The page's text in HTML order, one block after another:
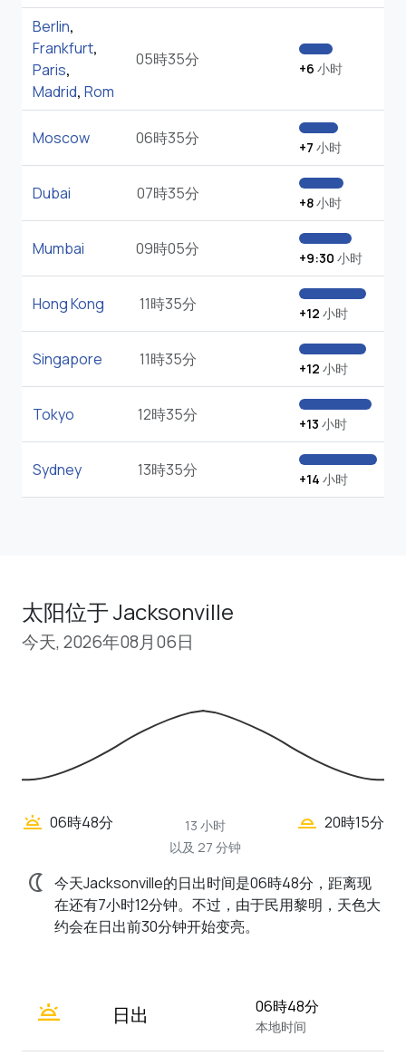
Berlin,
Frankfurt,
Paris,
Madrid, Rom
05時35分 +6 小时
Moscow 06時35分 +7 小时
Dubai 07時35分 +8小时
Mumbai 09時05分 +9:30 小时
Hong Kong 11時35分 +12 小时
Singapore 11時35分 +12 小时
Tokyo 12時35分 +13 小时
Sydney 13時35分 +14 小时
太阳位于 Jacksonville
今天, 2026年08月06日
wb_twilight 06時48分
13 小时
以及 27 分钟
wb_twilight_2 20時15分
nightlight 今天Jacksonville的日出时间是06時48分，距离现
在还有7小时12分钟。不过，由于民用黎明，天色大
约会在日出前30分钟开始变亮。
wb_twilight 日出 06時48分
本地时间